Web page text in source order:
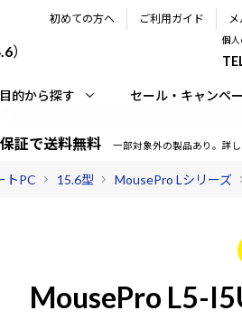
）
初めての方へ ご利用ガイド
個
的から探す セール・キャンペ
証で送料無料 一部対象外の製品あり。詳
トPC 15.6型 MousePro Lシリーズ
MousePro L5-